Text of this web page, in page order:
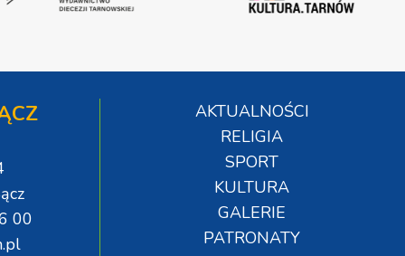
00
AKTUALNOŚCI
RELIGIA
SPORT
KULTURA
GALERIE
PATRONATY